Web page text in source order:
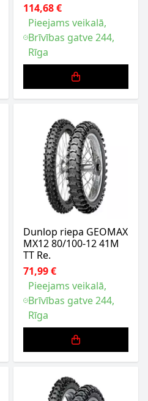
114,68 €
Pieejams veikalā,
Brīvības gatve 244,
Rīga
Dunlop riepa GEOMAX
MX12 80/100-12 41M
TT Re.
71,99 €
Pieejams veikalā,
Brīvības gatve 244,
Rīga